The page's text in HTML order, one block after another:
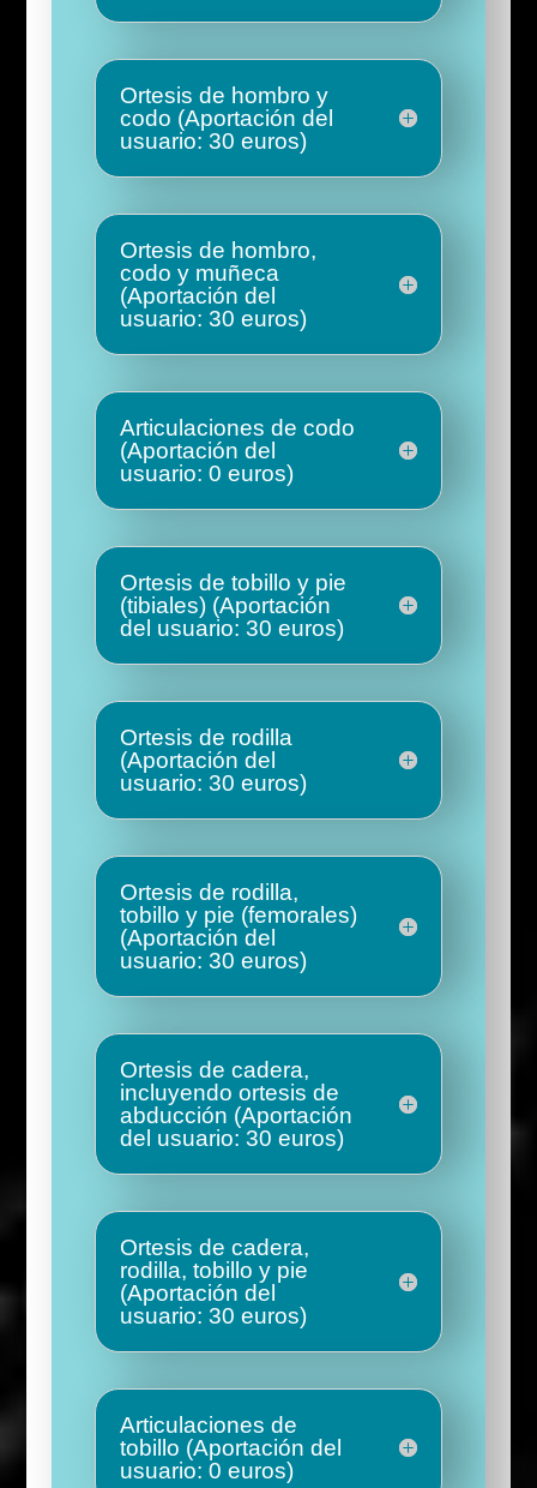
Ortesis de hombro y
codo (Aportación del
usuario: 30 euros)
Ortesis de hombro,
codo y muñeca
(Aportación del
usuario: 30 euros)
Articulaciones de codo
(Aportación del
usuario: 0 euros)
Ortesis de tobillo y pie
(tibiales) (Aportación
del usuario: 30 euros)
Ortesis de rodilla
(Aportación del
usuario: 30 euros)
Ortesis de rodilla,
tobillo y pie (femorales)
(Aportación del
usuario: 30 euros)
Ortesis de cadera,
incluyendo ortesis de
abducción (Aportación
del usuario: 30 euros)
Ortesis de cadera,
rodilla, tobillo y pie
(Aportación del
usuario: 30 euros)
Articulaciones de
tobillo (Aportación del
usuario: 0 euros)